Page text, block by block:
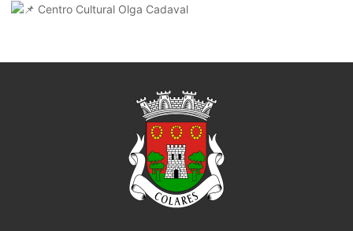
Centro Cultural Olga Cadaval